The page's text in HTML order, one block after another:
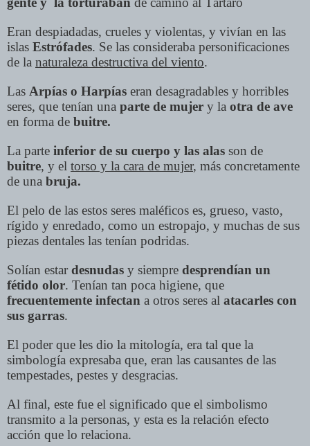
Eran despiadadas, crueles y violentas, y vivían en las
islas Estrófades. Se las consideraba personificaciones
de la naturaleza destructiva del viento.
Las Arpías o Harpías eran desagradables y horribles
seres, que tenían una parte de mujer y la otra de ave
en forma de buitre.
La parte inferior de su cuerpo y las alas son de
buitre, y el torso y la cara de mujer, más concretamente
de una bruja.
El pelo de las estos seres maléficos es, grueso, vasto,
rígido y enredado, como un estropajo, y muchas de sus
piezas dentales las tenían podridas.
Solían estardesnudas y siempre desprendían un
fétido olor. Tenían tan poca higiene, que
frecuentemente infectan a otros seres al atacarles con
sus garras.
El poder que les dio la mitología, era tal que la
simbología expresaba que, eran las causantes de las
tempestades, pestes y desgracias.
Al final, este fue el significado que el simbolismo
transmito a la personas, y esta es la relación efecto
acción que lo relaciona.